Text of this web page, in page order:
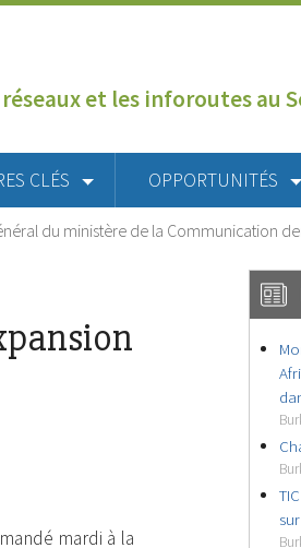
et les inforoutes au
CLÉS OPPORTUNITÉS
du ministère de la Communication
mardi à la